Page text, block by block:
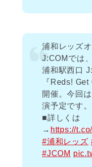
浦和レッズ
J:COMでは
浦和駅西口
『Reds!
開催。今回
演予定です。
■詳しくは
→ https://
#浦和レッズ
#JCOM